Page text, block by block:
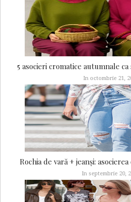
5 asocieri cromatice autumnale
In octombrie 21,
Rochia de vară + jeanși:
In septembrie 20,